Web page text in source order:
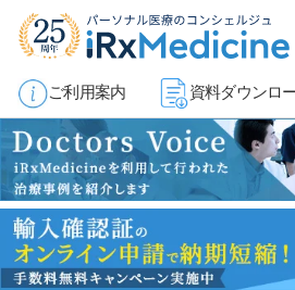
ご利用案内 資料ダウンロ